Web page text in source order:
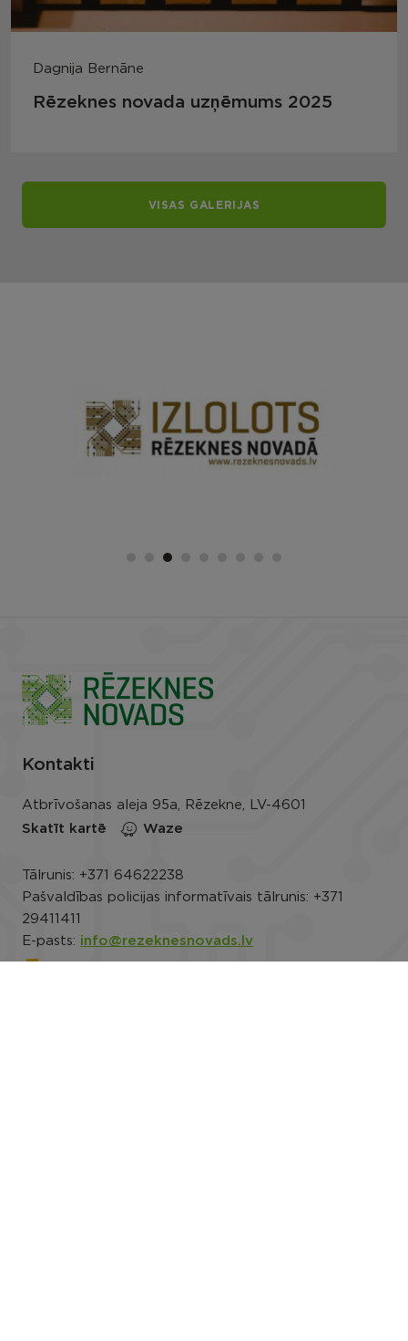
Dagnija Bernāne
Rēzeknes novada uzņēmums 2025
VISAS GALERIJAS
Kontakti
Atbrīvošanas aleja 95a, Rēzekne, LV-4601
Skatīt kartē
Waze
Tālrunis: +371 64622238
Pašvaldības policijas informatīvais tālrunis: +371
29411411
E-pasts: info@rezeknesnovads.lv